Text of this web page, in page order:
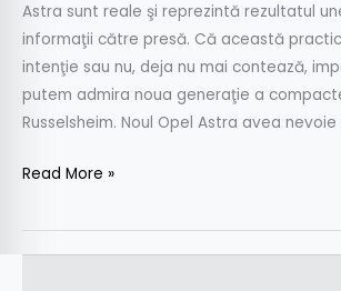
Astra sunt reale şi reprezintă rezultatul
informaţii către presă. Că această
intenţie sau nu, deja nu mai contează,
putem admira noua generaţie a
Russelsheim. Noul Opel Astra avea nevoie
Read More »